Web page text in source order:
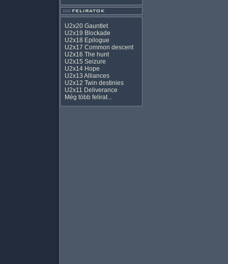
U2x20 Gauntlet
U2x19 Blockade
U2x18 Epilogue
U2x17 Common descent
U2x16 The hunt
U2x15 Seizure
U2x14 Hope
U2x13 Alliances
U2x12 Twin destinies
U2x11 Deliverance
Még több felirat...